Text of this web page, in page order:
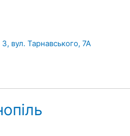
вул. Тарнавського, 7А